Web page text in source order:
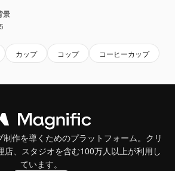
景
カップ コップ コーヒーカップ
作を導くためのプラットフォーム。クリ
店、スタジオを含む100万人以上が利用し
ています。